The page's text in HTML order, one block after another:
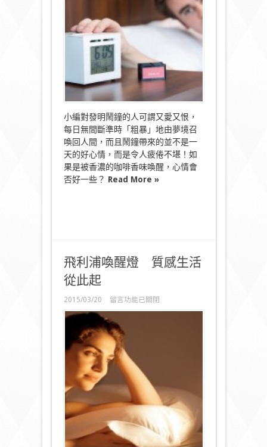
一
個
Good
Morning〉
小編對發明鬧鐘的人可謂又愛又恨，
每日無間斷準時「粗暴」地由夢境召
喚回人間，而且鬧鐘帶來的並不是一
天的好心情，而是令人疲倦不堪！如
果是被香濃的咖啡香味喚醒，心情會
否好一些？ Read More »
飛利浦喚醒燈 質感生活
從此起
2015/03/20
在
〈飛
利
浦
喚
醒
燈
活
從
此
起〉
中
留言功能已關閉